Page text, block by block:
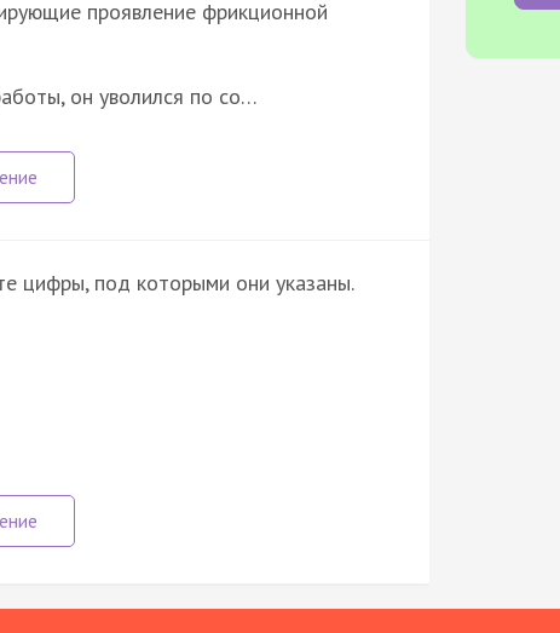
проявление фрикционной
он уволился по со…
цифры, под которыми они указаны.